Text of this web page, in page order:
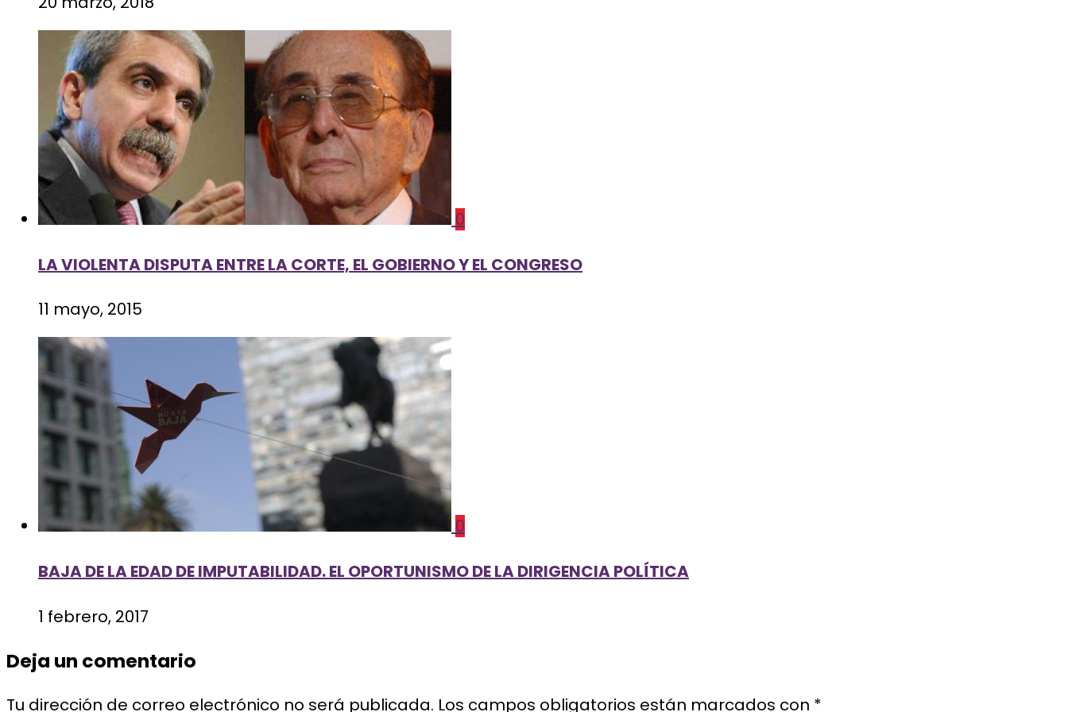
0
LA VIOLENTA DISPUTA ENTRE LA CORTE, EL GOBIERNO Y EL CONGRESO
11 mayo, 2015
0
BAJA DE LA EDAD DE IMPUTABILIDAD. EL OPORTUNISMO DE LA DIRIGENCIA POLÍTICA
1 febrero, 2017
Deja un comentario
Tu dirección de correo electrónico no será publicada. Los campos obligatorios están marcados con *